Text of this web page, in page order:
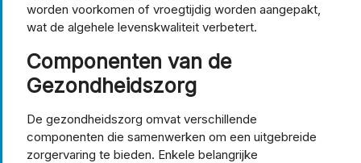
worden voorkomen of vroegtijdig worden aangepakt,
wat de algehele levenskwaliteit verbetert.
Componenten van de
Gezondheidszorg
De gezondheidszorg omvat verschillende
componenten die samenwerken om een uitgebreide
zorgervaring te bieden. Enkele belangrijke